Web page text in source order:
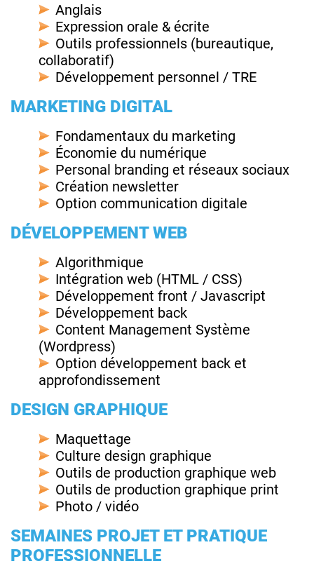
Anglais
Expression orale & écrite
Outils professionnels (bureautique,
collaboratif)
Développement personnel / TRE
MARKETING DIGITAL
Fondamentaux du marketing
Économie du numérique
Personal branding et réseaux sociaux
Création newsletter
Option communication digitale
DÉVELOPPEMENT WEB
Algorithmique
Intégration web (HTML / CSS)
Développement front / Javascript
Développement back
Content Management Système
(Wordpress)
Option développement back et
approfondissement
DESIGN GRAPHIQUE
Maquettage
Culture design graphique
Outils de production graphique web
Outils de production graphique print
Photo / vidéo
SEMAINES PROJET ET PRATIQUE
PROFESSIONNELLE